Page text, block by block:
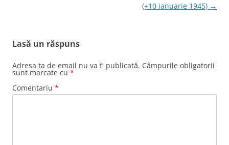
(+10 ianuarie 1945) →
Lasă un răspuns
Adresa ta de email nu va fi publicată. Câmpurile obligatorii
sunt marcate cu *
Comentariu *